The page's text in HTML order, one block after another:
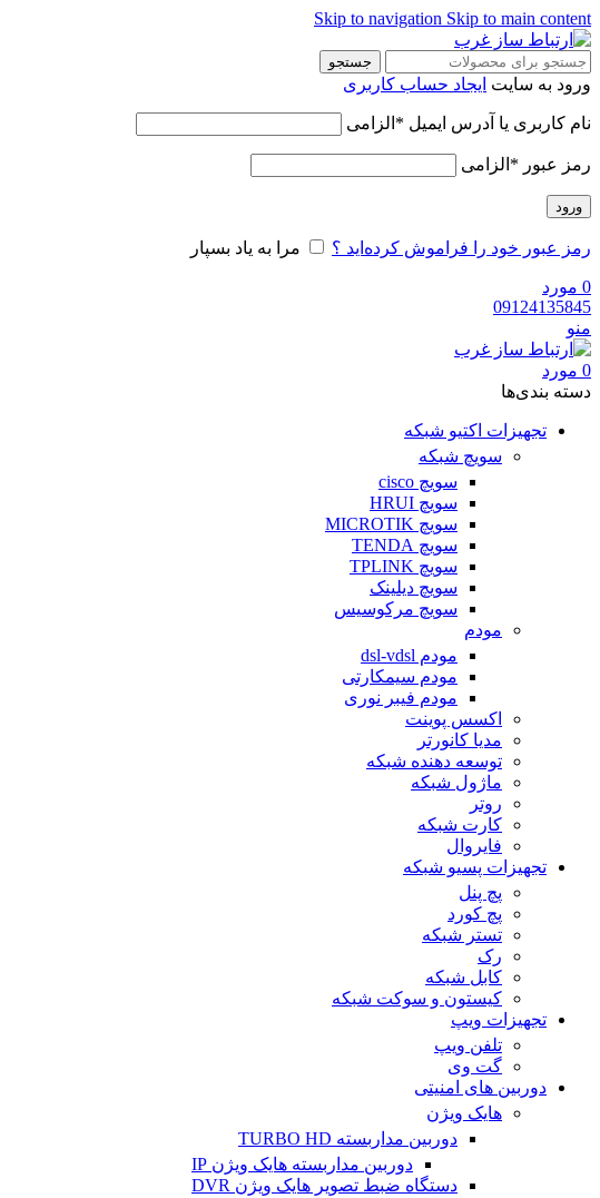
Skip to navigation Skip to main content
جستجو
ورود به سایت ایجاد حساب کاربری
نام کاربری یا آدرس ایمیل * الزامی
رمز عبور * الزامی
ورود
رمز عبور خود را فراموش کرده‌اید ؟ مرا به یاد بسپار
0 مورد
09124135845
منو
0 مورد
دسته‌ بندی‌ها
تجهیزات اکتیو شبکه
سویچ شبکه
سویچ cisco
سویچ HRUI
سویچ MICROTIK
سویچ TENDA
سویچ TPLINK
سویچ دیلینک
سویچ مرکوسیس
مودم
مودم dsl-vdsl
مودم سیمکارتی
مودم فیبر نوری
اکسس پوینت
مدیا کانورتر
توسعه دهنده شبکه
ماژول شبکه
روتر
کارت شبکه
فایروال
تجهیزات پسیو شبکه
پچ پنل
پچ کورد
تستر شبکه
رک
کابل شبکه
کیستون و سوکت شبکه
تجهیزات ویپ
تلفن ویپ
گت وی
دوربین های امنیتی
هایک ویژن
دوربین مداربسته TURBO HD
دوربین مداربسته هایک ویژن IP
دستگاه ضبط تصویر هایک ویژن DVR